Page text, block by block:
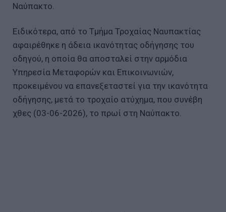
Ναύπακτο.
Ειδικότερα, από το Τμήμα Τροχαίας Ναυπακτίας
αφαιρέθηκε η άδεια ικανότητας οδήγησης του
οδηγού, η οποία θα αποσταλεί στην αρμόδια
Υπηρεσία Μεταφορών και Επικοινωνιών,
προκειμένου να επανεξεταστεί για την ικανότητα
οδήγησης, μετά το τροχαίο ατύχημα, που συνέβη
χθες (03-06-2026), το πρωί στη Ναύπακτο.